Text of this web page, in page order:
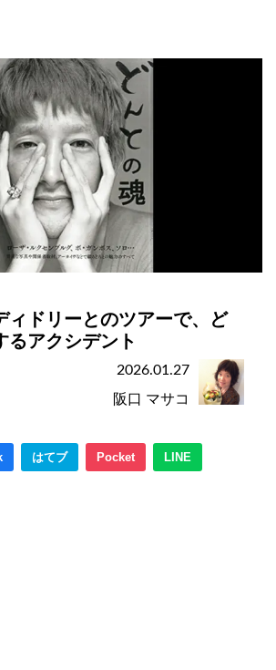
ィドリーとのツアーで、ど
るアクシデント
2026.01.27
阪口 マサコ
はてブ Pocket LINE